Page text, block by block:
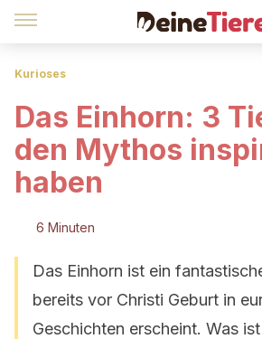
Kurioses
Das Einhorn: 3
den Mythos
haben
6 Minuten
Das Einhorn ist ein
bereits vor Christi Geburt in
Geschichten erscheint. Was